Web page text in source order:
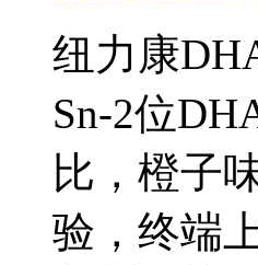
纽力康
Sn-2位
比，橙子
验，终端